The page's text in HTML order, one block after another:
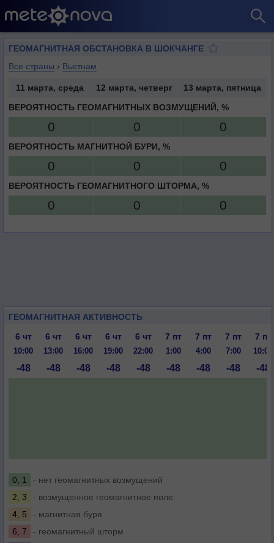
ГЕОМАГНИТНАЯ ОБСТАНОВКА В ШОКЧАНГЕ
Все страны › Вьетнам
11 марта, среда 12 марта, четверг
13 марта, пятница
ВЕРОЯТНОСТЬ ГЕОМАГНИТНЫХ ВОЗМУЩЕНИЙ, %
0 0 0
ВЕРОЯТНОСТЬ МАГНИТНОЙ БУРИ, %
0 0 0
ВЕРОЯТНОСТЬ ГЕОМАГНИТНОГО ШТОРМА, %
0 0 0
ГЕОМАГНИТНАЯ АКТИВНОСТЬ
6 чт
6 чт 6 чт 6 чт 6 чт 7 пт 7 пт 7 пт 7 пт
10:00 13:00 16:00 19:00 22:00 1:00 4:00 7:00 10:00
-48 -48 -48 -48 -48 -48 -48 -48 -48
0, 1
- нет геомагнитных возмущений
2, 3
- возмущенное геомагнитное поле
4, 5
- магнитная буря
6, 7
- геомагнитный шторм